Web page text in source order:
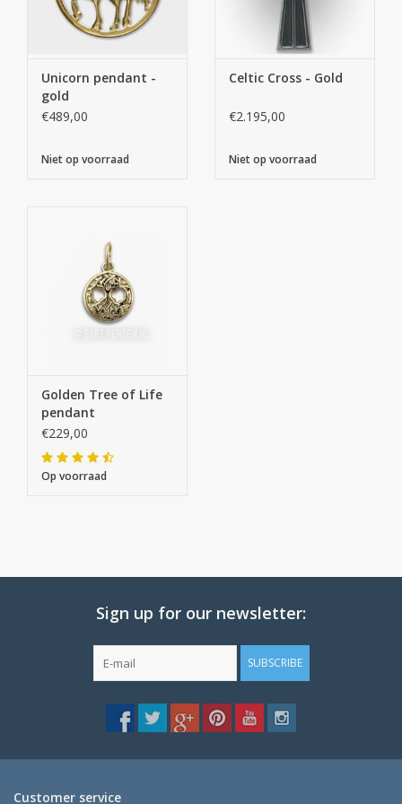
Unicorn pendant -
gold
€489,00
Niet op voorraad
Celtic Cross - Gold
€2.195,00
Niet op voorraad
Golden Tree of Life
pendant
€229,00
Op voorraad
Sign up for our newsletter:
SUBSCRIBE
Customer service